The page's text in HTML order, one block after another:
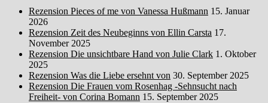
Rezension Pieces of me von Vanessa Hußmann 15. Januar
2026
Rezension Zeit des Neubeginns von Ellin Carsta 17.
November 2025
Rezension Die unsichtbare Hand von Julie Clark 1. Oktober
2025
Rezension Was die Liebe ersehnt von 30. September 2025
Rezension Die Frauen vom Rosenhag -Sehnsucht nach
Freiheit- von Corina Bomann 15. September 2025